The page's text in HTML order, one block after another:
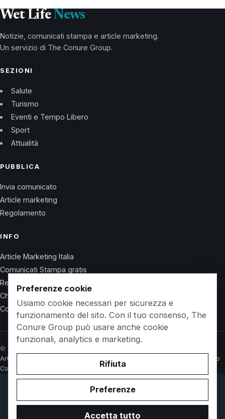
Wet Life News
Notizie, comunicati stampa e article marketing.
Un servizio di The Conure Group.
SEZIONI
Salute
Turismo
Eventi e Tempo Libero
Sport
Attualità
PUBBLICA
Invia comunicato
Article marketing
Regolamento
INFO
Article Marketing Italia
Comunicati Stampa gratis
Regolamento
Chi Siamo
Contatti
© 2026 Wet Life News · The Conure Group
Article Marketing Italia
Chi Siamo
Contatti
© 2026 WetlifeVillaguardia.it. Owned and operated by
Conure Group.
Privacy PolicyCookie PolicyTermini d'uso
Preferenze cookie
Usiamo cookie necessari per sicurezza e
funzionamento del sito. Con il tuo consenso, The
Conure Group può usare anche cookie
funzionali, analytics e marketing.
Rifiuta
Preferenze
Accetta tutto